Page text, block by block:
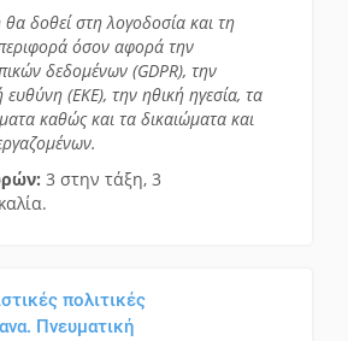
θα δοθεί στη λογοδοσία και τη
όσον αφορά την
δεδομένων (GDPR), την
ευθύνη (ΕΚΕ), την ηθική ηγεσία, τα
καθώς και τα δικαιώματα και
3 στην τάξη, 3
πολιτικές
Πνευματική